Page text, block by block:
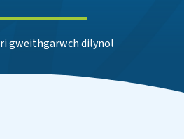
gweithgarwch dilynol